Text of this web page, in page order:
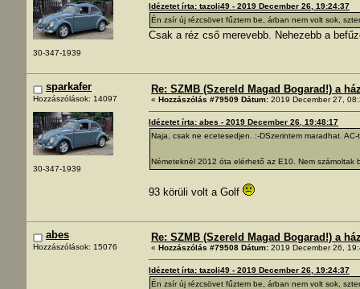
30-347-1939
Idézetet írta: tazoli49 - 2019 December 26, 19:24:37
Én zsír új rézcsövet fűztem be, árban nem volt sok,
Csak a réz cső merevebb. Nehezebb a
sparkafer
Hozzászólások: 14097
30-347-1939
Re: SZMB (Szereld Magad Bogarad!) a
« Hozzászólás #79509 Dátum: 2019 December 27,
Idézetet írta: abes - 2019 December 26, 19:48:17
Naja, csak ne ecetesedjen. :-DSzerintem maradhat.
Németeknél 2012 óta elérhető az E10. Nem számoltak
93 körüli volt a Golf
abes
Hozzászólások: 15076
Re: SZMB (Szereld Magad Bogarad!) a
« Hozzászólás #79508 Dátum: 2019 December 26,
Idézetet írta: tazoli49 - 2019 December 26, 19:24:37
Én zsír új rézcsövet fűztem be, árban nem volt sok,